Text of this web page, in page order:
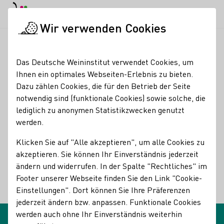
Glossareinträge
Name des Begriffes:
Acetaldehyd (Ethanal)
Beschreibungen des Begriffes:
Acetaldehyd (Ethanal)
Nebenprodukt bei der Gärung und Vorstufe des Alkohols
(Ethanol)
Zurück
Wir verwenden Cookies
Das Deutsche Weininstitut verwendet Cookies, um
Ihnen ein optimales Webseiten-Erlebnis zu bieten.
Dazu zählen Cookies, die für den Betrieb der Seite
notwendig sind (funktionale Cookies) sowie solche, die
lediglich zu anonymen Statistikzwecken genutzt
werden.
Klicken Sie auf "Alle akzeptieren", um alle Cookies zu
akzeptieren. Sie können Ihr Einverständnis jederzeit
ändern und widerrufen. In der Spalte "Rechtliches" im
Footer unserer Webseite finden Sie den Link "Cookie-
Einstellungen". Dort können Sie Ihre Präferenzen
jederzeit ändern bzw. anpassen. Funktionale Cookies
werden auch ohne Ihr Einverständnis weiterhin